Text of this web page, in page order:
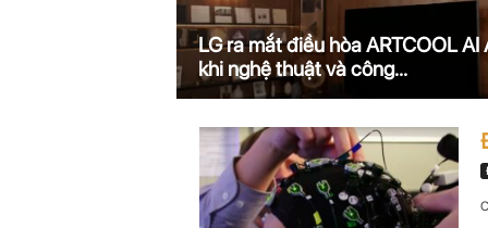
m
LG ra mắt điều hòa ARTCOOL AI
khi nghệ thuật và công...